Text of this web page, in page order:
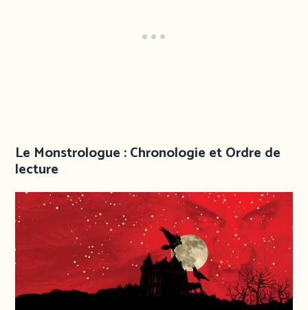
Le Monstrologue : Chronologie et Ordre de
lecture